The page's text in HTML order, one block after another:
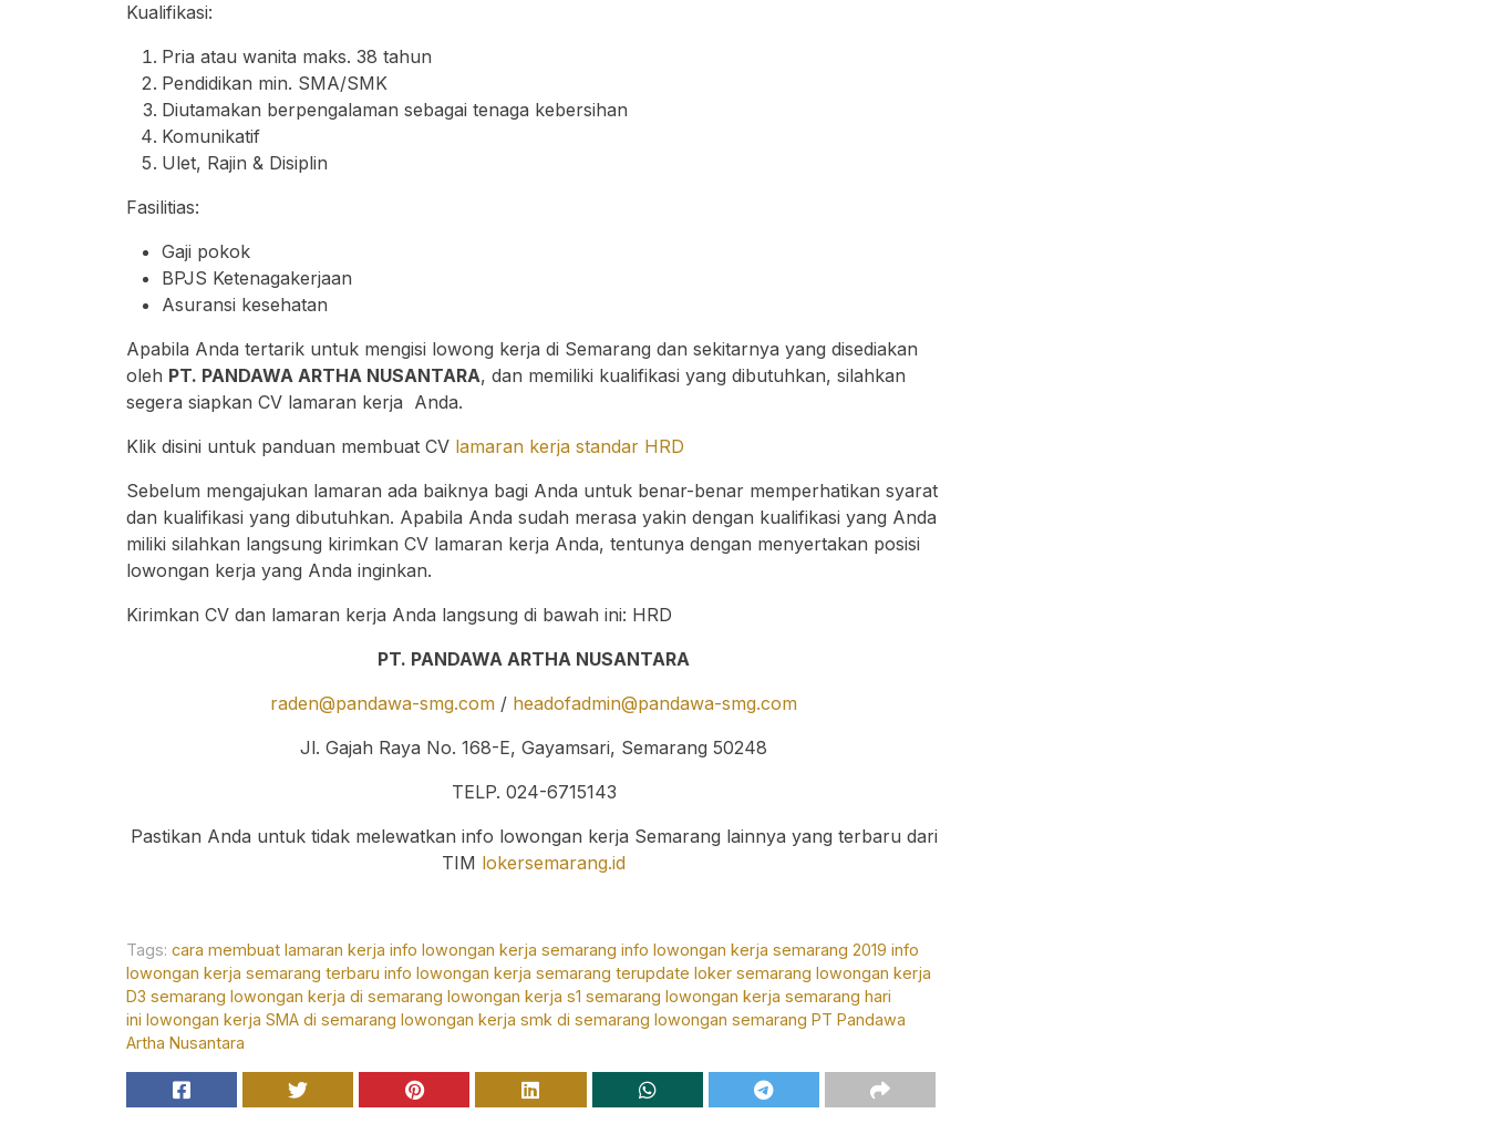
Kualifikasi:
Pria atau wanita maks. 38 tahun
Pendidikan min. SMA/SMK
Diutamakan berpengalaman sebagai tenaga kebersihan
Komunikatif
Ulet, Rajin & Disiplin
Fasilitias:
Gaji pokok
BPJS Ketenagakerjaan
Asuransi kesehatan
Apabila Anda tertarik untuk mengisi lowong kerja di Semarang dan sekitarnya yang disediakan
oleh PT. PANDAWA ARTHA NUSANTARA, dan memiliki kualifikasi yang dibutuhkan, silahkan
segera siapkan CV lamaran kerja Anda.
Klik disini untuk panduan membuat CV lamaran kerja standar HRD
Sebelum mengajukan lamaran ada baiknya bagi Anda untuk benar-benar memperhatikan syarat
dan kualifikasi yang dibutuhkan. Apabila Anda sudah merasa yakin dengan kualifikasi yang Anda
miliki silahkan langsung kirimkan CV lamaran kerja Anda, tentunya dengan menyertakan posisi
lowongan kerja yang Anda inginkan.
Kirimkan CV dan lamaran kerja Anda langsung di bawah ini: HRD
PT. PANDAWA ARTHA NUSANTARA
raden@pandawa-smg.com / headofadmin@pandawa-smg.com
Jl. Gajah Raya No. 168-E, Gayamsari, Semarang 50248
TELP. 024-6715143
Pastikan Anda untuk tidak melewatkan info lowongan kerja Semarang lainnya yang terbaru dari
TIM lokersemarang.id
Tags: cara membuat lamaran kerja info lowongan kerja semarang info lowongan kerja semarang 2019 info
lowongan kerja semarang terbaru info lowongan kerja semarang terupdate loker semarang lowongan kerja
D3 semarang lowongan kerja di semarang lowongan kerja s1 semarang lowongan kerja semarang hari
ini lowongan kerja SMA di semarang lowongan kerja smk di semarang lowongan semarang PT Pandawa
Artha Nusantara